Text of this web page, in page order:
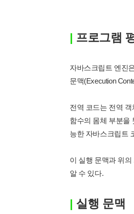
| 프로그램
자바스크립트 엔진
문맥(Execution
전역 코드는 전역
함수의 몸체 부분을
능한 자바스크립트
이 실행 문맥과 위
알 수 있다.
| 실행 문맥